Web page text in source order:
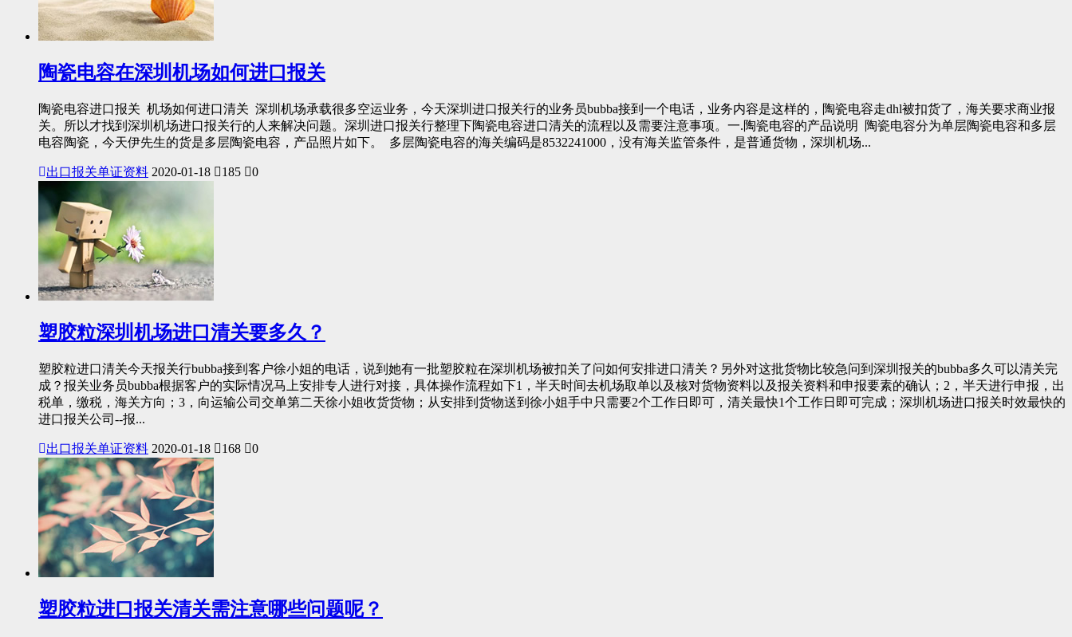
陶瓷电容在深圳机场如何进口报关
陶瓷电容进口报关 机场如何进口清关 深圳机场承载很多空运业务，今天深圳进口报关行的业务员bubba接到一个电话，业务内容是这样的，陶瓷电容走dhl被扣货了，海关要求商业报
关。所以才找到深圳机场进口报关行的人来解决问题。深圳进口报关行整理下陶瓷电容进口清关的流程以及需要注意事项。一.陶瓷电容的产品说明 陶瓷电容分为单层陶瓷电容和多层
电容陶瓷，今天伊先生的货是多层陶瓷电容，产品照片如下。 多层陶瓷电容的海关编码是8532241000，没有海关监管条件，是普通货物，深圳机场...
出口报关单证资料 2020-01-18 185 0
塑胶粒深圳机场进口清关要多久？
塑胶粒进口清关今天报关行bubba接到客户徐小姐的电话，说到她有一批塑胶粒在深圳机场被扣关了问如何安排进口清关？另外对这批货物比较急问到深圳报关的bubba多久可以清关完
成？报关业务员bubba根据客户的实际情况马上安排专人进行对接，具体操作流程如下1，半天时间去机场取单以及核对货物资料以及报关资料和申报要素的确认；2，半天进行申报，出
税单，缴税，海关方向；3，向运输公司交单第二天徐小姐收货货物；从安排到货物送到徐小姐手中只需要2个工作日即可，清关最快1个工作日即可完成；深圳机场进口报关时效最快的
进口报关公司--报...
出口报关单证资料 2020-01-18 168 0
塑胶粒进口报关清关需注意哪些问题呢？